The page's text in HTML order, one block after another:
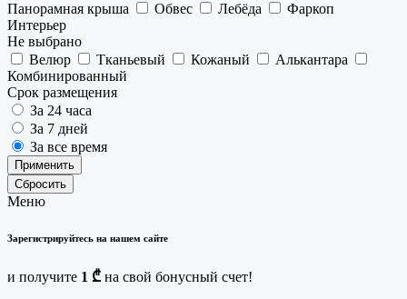
Панорамная крыша
Обвес Лебёда
Фаркоп
Интерьер
Не выбрано
Велюр
Тканьевый Кожаный
Алькантара
Комбинированный
Срок размещения
За 24 часа
За 7 дней
За все время
Применить
Сбросить
Меню
Зарегистрируйтесь на нашем сайте
и получите 1 ₾ на свой бонусный счет!